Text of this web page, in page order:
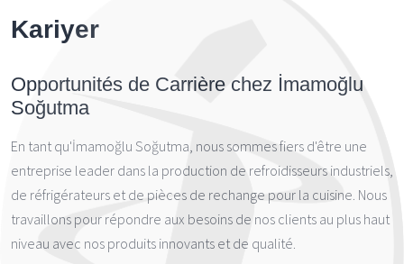
Kariyer
Opportunités de Carrière chez İmamoğlu
Soğutma
En tant qu'İmamoğlu Soğutma, nous sommes fiers d'être une
entreprise leader dans la production de refroidisseurs industriels,
de réfrigérateurs et de pièces de rechange pour la cuisine. Nous
travaillons pour répondre aux besoins de nos clients au plus haut
niveau avec nos produits innovants et de qualité.